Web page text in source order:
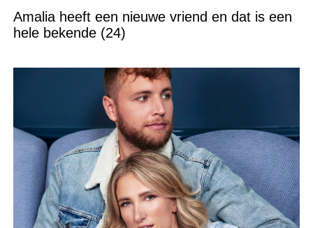
Amalia heeft een nieuwe vriend en dat is een
hele bekende (24)